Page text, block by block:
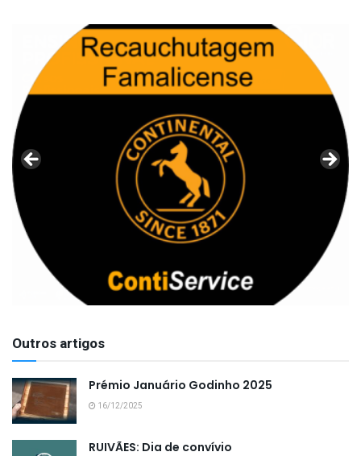
Outros artigos
Prémio Januário Godinho 2025
16/12/2025
RUIVÃES: Dia de convívio